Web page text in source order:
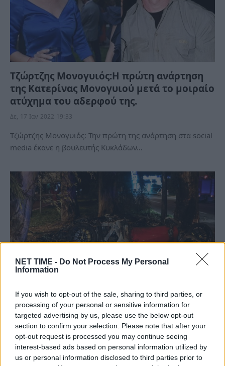
NET TIME - Do Not Process My Personal
Information
If you wish to opt-out of the sale, sharing to third parties, or
processing of your personal or sensitive information for
targeted advertising by us, please use the below opt-out
section to confirm your selection. Please note that after your
opt-out request is processed you may continue seeing
interest-based ads based on personal information utilized by
us or personal information disclosed to third parties prior to
Τζώρτζης Μονογυιός:Η πρώτη ανάρτηση
της Κατερίνας Μονογυιού μετά το μοιραίο
ατύχημα του αδερφού της.
Δε, 17 Ιαν 2022 19:33
Τζώρτζης Μονογυιός: Την πρώτη της ανάρτηση στα social
media έκανε η βουλευτής Κυκλάδων…
Τζώρτζης Μονογυιός:Η τραγική ειρωνεία
πίσω από το μοιραίο ατύχημα και το
τελευταίο τηλεφώνημα σε φίλο του.
Πα, 14 Ιαν 2022 09:17
«Έρχομαι να σου δείξω τι γκάζια έχει» φέρεται να είπε ο